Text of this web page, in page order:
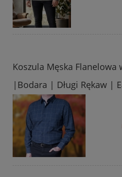
Koszula Męska Flanelowa
|Bodara | Długi Rękaw |